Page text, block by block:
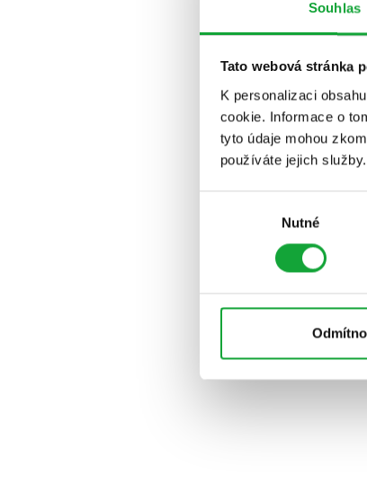
Souhlas
Tato webová stránka
K personalizaci
cookie. Informace o
tyto údaje mohou
používáte jejich služby.
Nutné